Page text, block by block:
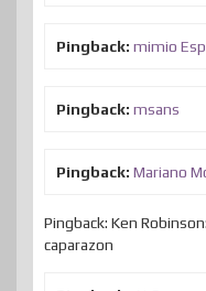
Pingback: mimio
Pingback: msans
Pingback: Mariano
Pingback: Ken
caparazon